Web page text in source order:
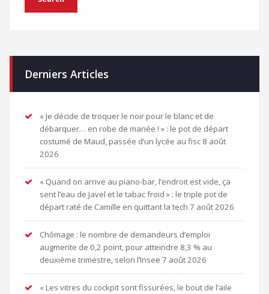
Derniers Articles
« Je décide de troquer le noir pour le blanc et de
débarquer… en robe de mariée ! » : le pot de départ
costumé de Maud, passée d’un lycée au fisc 8 août
2026
« Quand on arrive au piano-bar, l’endroit est vide, ça
sent l’eau de Javel et le tabac froid » : le triple pot de
départ raté de Camille en quittant la tech 7 août 2026
Chômage : le nombre de demandeurs d’emploi
augmente de 0,2 point, pour atteindre 8,3 % au
deuxième trimestre, selon l’Insee 7 août 2026
« Les vitres du cockpit sont fissurées, le bout de l’aile